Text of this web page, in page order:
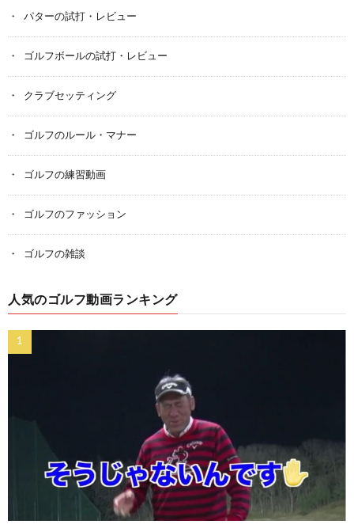
パターの試打・レビュー
ゴルフボールの試打・レビュー
クラブセッティング
ゴルフのルール・マナー
ゴルフの練習動画
ゴルフのファッション
ゴルフの雑談
人気のゴルフ動画ランキング